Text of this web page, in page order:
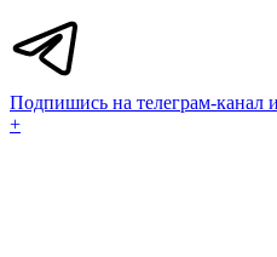
Подпишись на телеграм-канал
+